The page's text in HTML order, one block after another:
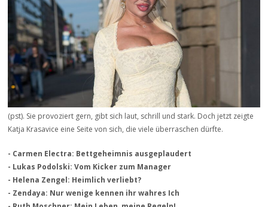
(pst). Sie provoziert gern, gibt sich laut, schrill und stark. Doch jetzt zeigte
Katja Krasavice eine Seite von sich, die viele überraschen dürfte.
- Carmen Electra: Bettgeheimnis ausgeplaudert
- Lukas Podolski: Vom Kicker zum Manager
- Helena Zengel: Heimlich verliebt?
- Zendaya: Nur wenige kennen ihr wahres Ich